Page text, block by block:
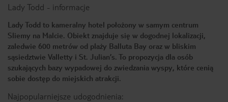
Lady Todd - informacje
Lady Todd to kameralny hotel położony w samym centrum
Sliemy na Malcie. Obiekt znajduje się w dogodnej lokalizacji,
zaledwie 600 metrów od plaży Balluta Bay oraz w bliskim
sąsiedztwie Valletty i St. Julian’s. To propozycja dla osób
szukających bazy wypadowej do zwiedzania wyspy, które cenią
sobie dostęp do miejskich atrakcji.
Najpopularniejsze udogodnienia: